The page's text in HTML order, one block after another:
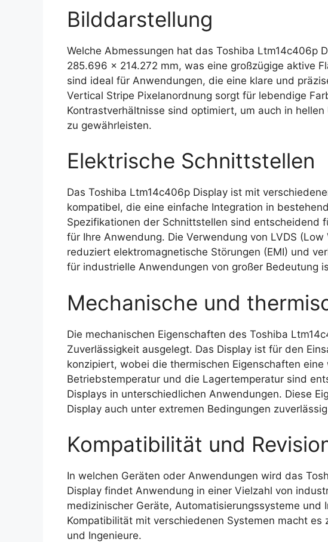
Bilddarstellung
Welche Abmessungen hat das Toshiba Ltm14c406p
285.696 x 214.272 mm, was eine großzügige aktive
sind ideal für Anwendungen, die eine klare und
Vertical Stripe Pixelanordnung sorgt für lebendige
Kontrastverhältnisse sind optimiert, um auch in
zu gewährleisten.
Elektrische Schnittstellen
Das Toshiba Ltm14c406p Display ist mit
kompatibel, die eine einfache Integration in
Spezifikationen der Schnittstellen sind entscheidend
für Ihre Anwendung. Die Verwendung von LVDS
reduziert elektromagnetische Störungen (EMI) und
für industrielle Anwendungen von großer Bedeutung
Mechanische und
Die mechanischen Eigenschaften des Toshiba
Zuverlässigkeit ausgelegt. Das Display ist für den
konzipiert, wobei die thermischen Eigenschaften eine
Betriebstemperatur und die Lagertemperatur sind
Displays in unterschiedlichen Anwendungen. Diese
Display auch unter extremen Bedingungen
Kompatibilität und
In welchen Geräten oder Anwendungen wird das
Display findet Anwendung in einer Vielzahl von
medizinischer Geräte, Automatisierungssysteme und
Kompatibilität mit verschiedenen Systemen macht es
und Ingenieure.